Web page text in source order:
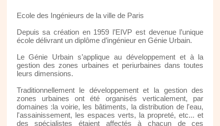
Ecole des Ingénieurs de la ville de Paris
Depuis sa création en 1959 l’EIVP est devenue l’unique
école délivrant un diplôme d’ingénieur en Génie Urbain.
Le Génie Urbain s’applique au développement et à la
gestion des zones urbaines et periurbaines dans toutes
leurs dimensions.
Traditionnellement le développement et la gestion des
zones urbaines ont été organisés verticalement, par
domaines :la voirie, les bâtiments, la distribution de l'eau,
l'assainissement, les espaces verts, la propreté, etc... et
des spécialistes étaient affectés à chacun de ces